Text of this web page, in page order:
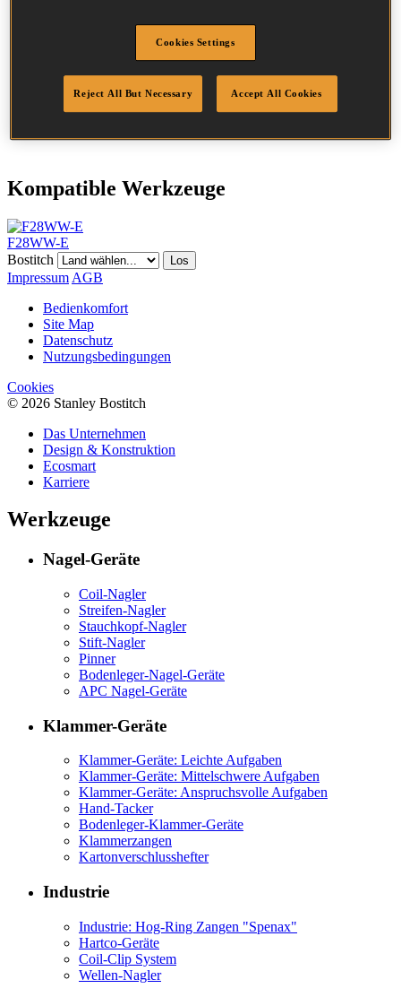
Profil
Glatt
Beschichtung
Blank
Menge/Karton 2000
Kompatible Werkzeuge
F28WW-E
Bostitch
Los
Impressum AGB
Bedienkomfort
Site Map
Datenschutz
Nutzungsbedingungen
Cookies
© 2026 Stanley Bostitch
Das Unternehmen
Design & Konstruktion
Ecosmart
Karriere
Werkzeuge
Nagel-Geräte
Coil-Nagler
Streifen-Nagler
Stauchkopf-Nagler
Stift-Nagler
Pinner
Bodenleger-Nagel-Geräte
APC Nagel-Geräte
Klammer-Geräte
Klammer-Geräte: Leichte Aufgaben
Klammer-Geräte: Mittelschwere Aufgaben
Klammer-Geräte: Anspruchsvolle Aufgaben
Hand-Tacker
Bodenleger-Klammer-Geräte
Klammerzangen
Kartonverschlusshefter
Industrie
Industrie: Hog-Ring Zangen "Spenax"
Hartco-Geräte
Coil-Clip System
Wellen-Nagler
Cookies Settings
Reject All But Necessary Accept All Cookies